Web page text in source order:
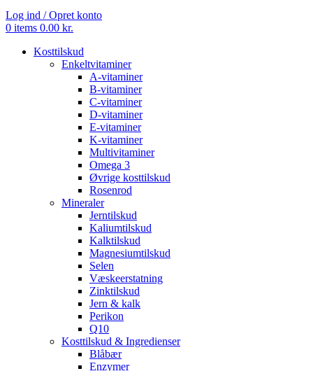
Log ind / Opret konto
0 items 0.00 kr.
Kosttilskud
Enkeltvitaminer
A-vitaminer
B-vitaminer
C-vitaminer
D-vitaminer
E-vitaminer
K-vitaminer
Multivitaminer
Omega 3
Øvrige kosttilskud
Rosenrod
Mineraler
Jerntilskud
Kaliumtilskud
Kalktilskud
Magnesiumtilskud
Selen
Væskeerstatning
Zinktilskud
Jern & kalk
Perikon
Q10
Kosttilskud & Ingredienser
Blåbær
Enzymer